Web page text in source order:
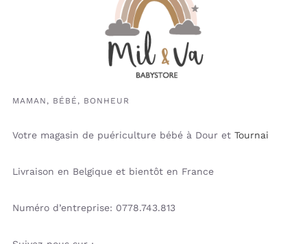
MAMAN, BÉBÉ, BONHEUR
Votre magasin de puériculture bébé à Dour et Tournai
Livraison en Belgique et bientôt en France
Numéro d’entreprise: 0778.743.813